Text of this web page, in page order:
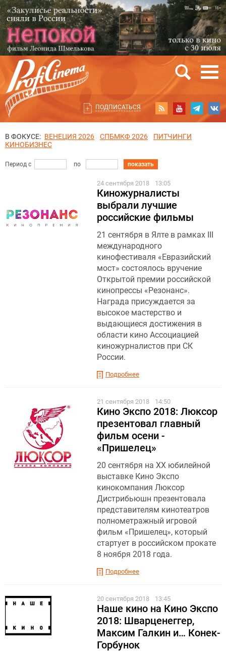
ПОДПИСАТЬСЯ
В ФОКУСЕ: ВЕНЕЦИЯ 2026 СПБМКФ 2026
ПИТЧИНГИ
КИНОБИЗНЕС
Период с по показать
24 сентября 2018 13:05
Киножурналисты
выбрали лучшие
российские фильмы
21 сентября в Ялте в рамках III
международного
кинофестиваля «Евразийский
мост» состоялось вручение
Открытой премии российской
кинопрессы «Резонанс».
Награда присуждается за
высокое мастерство и
выдающиеся достижения в
области кино Ассоциацией
киножурналистов при СК
России.
Подробнее
21 сентября 2018 14:50
Кино Экспо 2018: Люксор
презентовал главный
фильм осени -
«Пришелец»
20 сентября на XX юбилейной
выставке Кино Экспо
кинокомпания Люксор
Дистрибьюшн презентовала
представителям кинотеатров
полнометражный игровой
фильм «Пришелец», который
стартует в российском прокате
8 ноября 2018 года.
Подробнее
20 сентября 2018 13:45
Наше кино на Кино Экспо
2018: Шварценеггер,
Максим Галкин и… Конек-
Горбунок